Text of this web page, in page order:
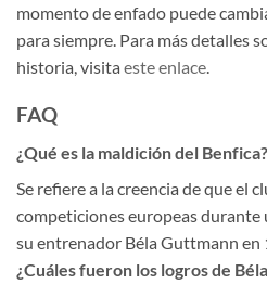
momento de enfado puede
para siempre. Para más detalles
historia, visita este enlace
FAQ
¿Qué es la maldición del Benfica?
Se refiere a la creencia de que el
competiciones europeas durante
su entrenador Béla Guttmann en
¿Cuáles fueron los logros de